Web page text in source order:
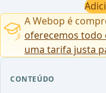
CONTEÚDO
A Webop é
oferecemos todo
uma tarifa justa